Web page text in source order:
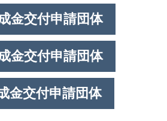
金交付申請団体
金交付申請団体
金交付申請団体